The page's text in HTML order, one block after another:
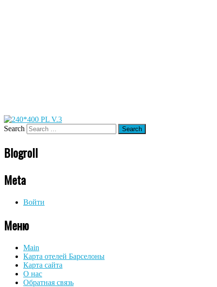
Search
Blogroll
Meta
Войти
Меню
Main
Карта отелей Барселоны
Карта сайта
О нас
Обратная связь